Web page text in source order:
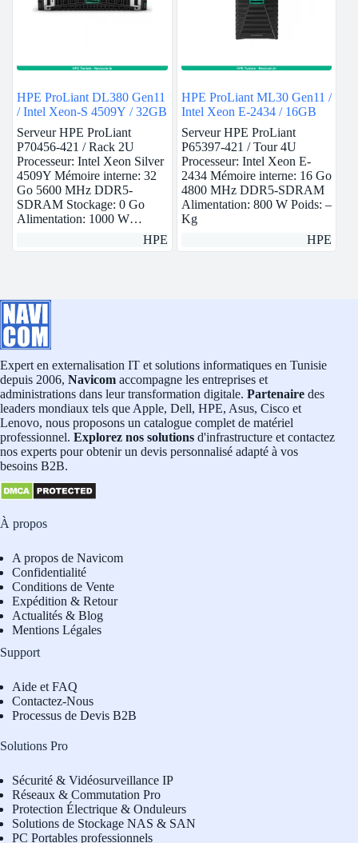
HPE ProLiant DL380 Gen11
/ Intel Xeon-S 4509Y / 32GB
Serveur HPE ProLiant
P70456-421 / Rack 2U
Processeur: Intel Xeon Silver
4509Y Mémoire interne: 32
Go 5600 MHz DDR5-
SDRAM Stockage: 0 Go
Alimentation: 1000 W…
HPE
HPE ProLiant ML30 Gen11 /
Intel Xeon E-2434 / 16GB
Serveur HPE ProLiant
P65397-421 / Tour 4U
Processeur: Intel Xeon E-
2434 Mémoire interne: 16 Go
4800 MHz DDR5-SDRAM
Alimentation: 800 W Poids: –
Kg
HPE
Expert en externalisation IT et solutions informatiques en Tunisie
depuis 2006, Navicom accompagne les entreprises et
administrations dans leur transformation digitale. Partenaire des
leaders mondiaux tels que Apple, Dell, HPE, Asus, Cisco et
Lenovo, nous proposons un catalogue complet de matériel
professionnel. Explorez nos solutions d'infrastructure et contactez
nos experts pour obtenir un devis personnalisé adapté à vos
besoins B2B.
À propos
A propos de Navicom
Confidentialité
Conditions de Vente
Expédition & Retour
Actualités & Blog
Mentions Légales
Support
Aide et FAQ
Contactez-Nous
Processus de Devis B2B
Solutions Pro
Sécurité & Vidéosurveillance IP
Réseaux & Commutation Pro
Protection Électrique & Onduleurs
Solutions de Stockage NAS & SAN
PC Portables professionnels